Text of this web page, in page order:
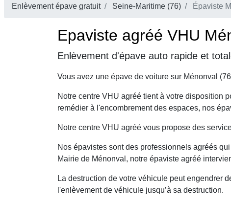
Enlèvement épave gratuit Seine-Maritime (76) Épaviste
Epaviste agréé VHU
Enlèvement d'épave auto rapide et
Vous avez une épave de voiture sur Ménonval
Notre centre VHU agréé tient à votre disposition
remédier à l'encombrement des espaces, nos
Notre centre VHU agréé vous propose des
Nos épavistes sont des professionnels agréés
Mairie de Ménonval, notre épaviste agréé
La destruction de votre véhicule peut engendrer
l'enlèvement de véhicule jusqu’à sa destruction.